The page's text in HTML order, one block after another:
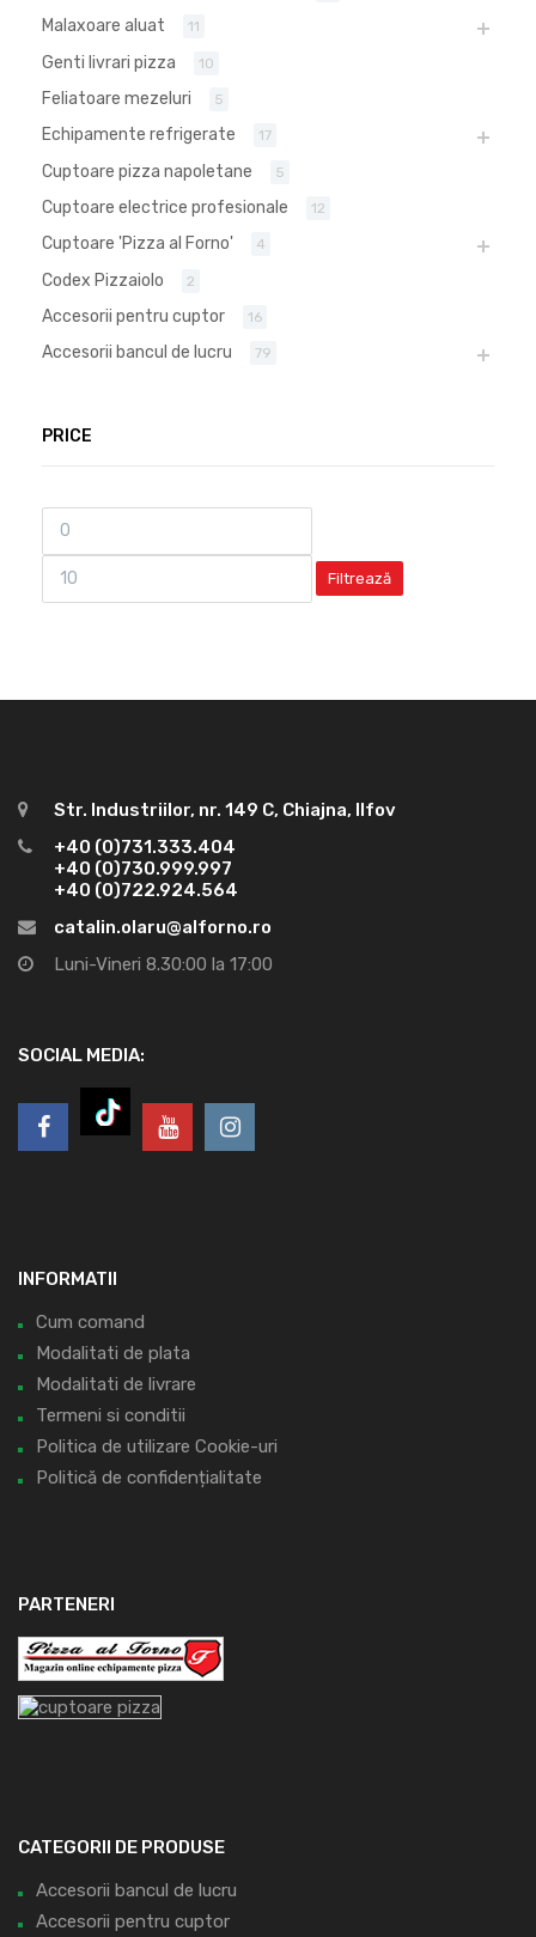
Malaxoare aluat 11
Genti livrari pizza 10
Feliatoare mezeluri 5
Echipamente refrigerate 17
Cuptoare pizza napoletane 5
Cuptoare electrice profesionale 12
Cuptoare 'Pizza al Forno' 4
Codex Pizzaiolo 2
Accesorii pentru cuptor 16
Accesorii bancul de lucru 79
PRICE
Filtrează
Str. Industriilor, nr. 149 C, Chiajna, Ilfov
+40 (0)731.333.404
+40 (0)730.999.997
+40 (0)722.924.564
catalin.olaru@alforno.ro
Luni-Vineri 8.30:00 la 17:00
SOCIAL MEDIA:
INFORMATII
Cum comand
Modalitati de plata
Modalitati de livrare
Termeni si conditii
Politica de utilizare Cookie-uri
Politică de confidențialitate
PARTENERI
CATEGORII DE PRODUSE
Accesorii bancul de lucru
Accesorii pentru cuptor